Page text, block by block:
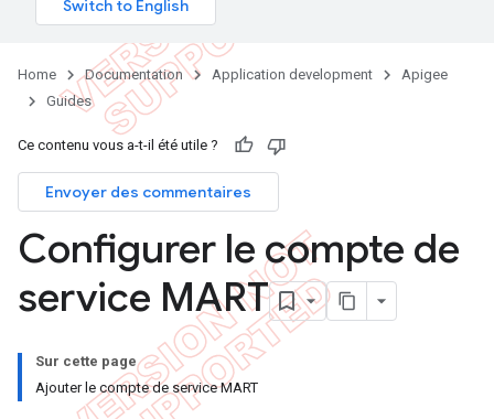
Home Documentation Application development
Apigee
Guides
Ce contenu vous a-t-il été utile ?
Envoyer des commentaires
Configurer le compte de
service MART
Sur cette page
Ajouter le compte de service MART